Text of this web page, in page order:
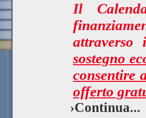
Il
sostegno
consentire
offerto
›Continua...